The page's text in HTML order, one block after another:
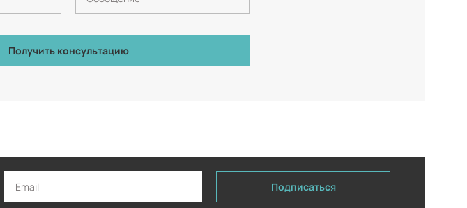
Получить консультацию
Подписаться